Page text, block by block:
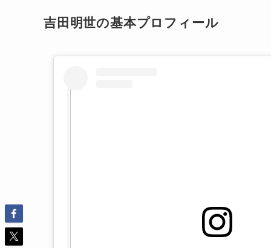
吉田明世の基本プロフィール